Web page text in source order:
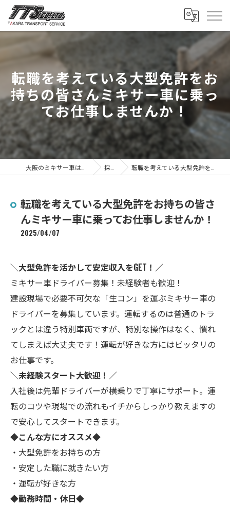
転職を考えている大型免許をお
持ちの皆さんミキサー車に乗っ
てお仕事しませんか！
採用ブログ 転職を考えている大型免許をお持ちの皆さんミキサー車に乗ってお仕事しませんか！
転職を考えている大型免許をお持ちの皆さ
んミキサー車に乗ってお仕事しませんか！
2025/04/07
＼大型免許を活かして安定収入をGET！／
ミキサー車ドライバー募集！未経験者も歓迎！
建設現場で必要不可欠な「生コン」を運ぶミキサー車の
ドライバーを募集しています。運転するのは普通のトラ
ックとは違う特別車両ですが、特別な操作はなく、慣れ
てしまえば大丈夫です！運転が好きな方にはピッタリの
お仕事です。
＼未経験スタート大歓迎！／
入社後は先輩ドライバーが横乗りで丁寧にサポート。運
転のコツや現場での流れもイチからしっかり教えますの
で安心してスタートできます。
◆こんな方にオススメ◆
・大型免許をお持ちの方
・安定した職に就きたい方
・運転が好きな方
◆勤務時間・休日◆